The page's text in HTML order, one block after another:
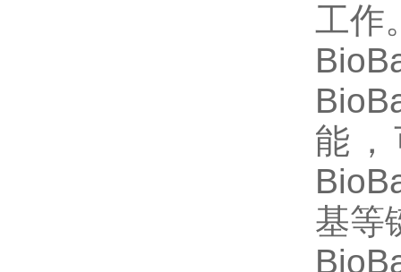
工作
能
基等